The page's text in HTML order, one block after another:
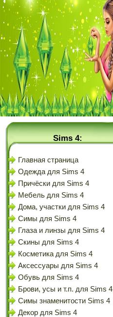
Sims 4:
Главная страница
Одежда для Sims 4
Причёски для Sims 4
Мебель для Sims 4
Дома, участки для Sims 4
Симы для Sims 4
Глаза и линзы для Sims 4
Скины для Sims 4
Косметика для Sims 4
Аксессуары для Sims 4
Обувь для Sims 4
Брови, усы и т.п. для Sims 4
Симы знаменитости Sims 4
Декор для Sims 4